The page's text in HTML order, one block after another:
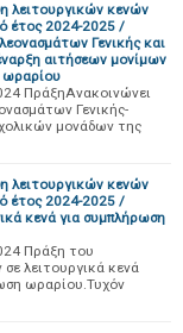
κενών
έτος 2024-2025 /
Γενικής και
αιτήσεων μονίμων
ωραρίου
ΠράξηΑνακοινώνει
Γενικής-
μονάδων της
κενών
έτος 2024-2025 /
κενά για συμπλήρωση
Πράξη του
λειτουργικά κενά
ωραρίου.Τυχόν